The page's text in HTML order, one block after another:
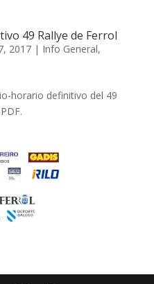
49 Rallye de Ferrol
2017| Info General,
horario definitivo del 49